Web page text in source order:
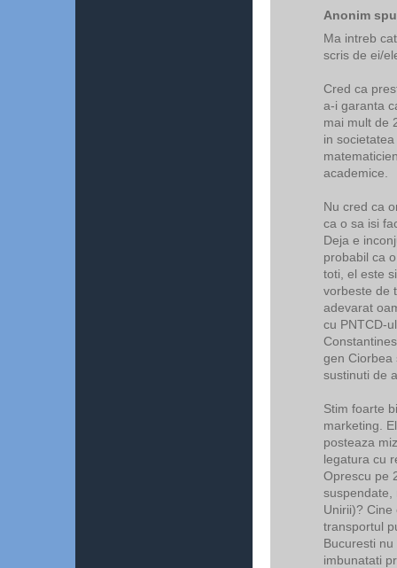
Anonim
Ma intreb
scris de ei/
Cred ca
a-i garanta
mai mult de
in
academice.
Nu cred ca
ca o sa isi
Deja e
probabil ca
toti, el este
vorbeste de
adevarat
cu PNTCD-
gen Ciorbea
sustinuti de
Stim foarte
marketing.
posteaza
legatura cu
Oprescu pe
suspendate,
Unirii)?
transportul
Bucuresti
imbunatati